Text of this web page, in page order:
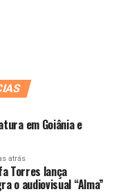
em Goiânia e
atrás
Torres lança
o audiovisual “Alma”